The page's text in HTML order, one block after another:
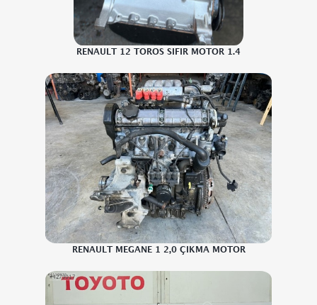
RENAULT 12 TOROS SIFIR MOTOR 1.4
RENAULT MEGANE 1 2,0 ÇIKMA MOTOR